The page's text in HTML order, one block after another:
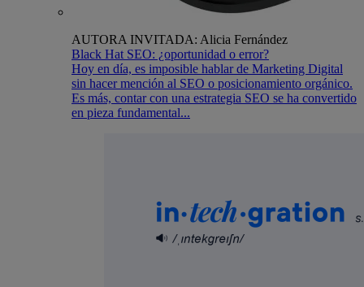
AUTORA INVITADA: Alicia Fernández
Black Hat SEO: ¿oportunidad o error?
Hoy en día, es imposible hablar de Marketing Digital
sin hacer mención al SEO o posicionamiento orgánico.
Es más, contar con una estrategia SEO se ha convertido
en pieza fundamental...